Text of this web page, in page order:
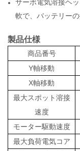
サーボ電気溶接ヘ
軟で、バッテリー
製品仕様
商品番号
Y軸移動
X軸移動
最大スポット溶接
速度
モーター駆動速度
最大負荷電気コア